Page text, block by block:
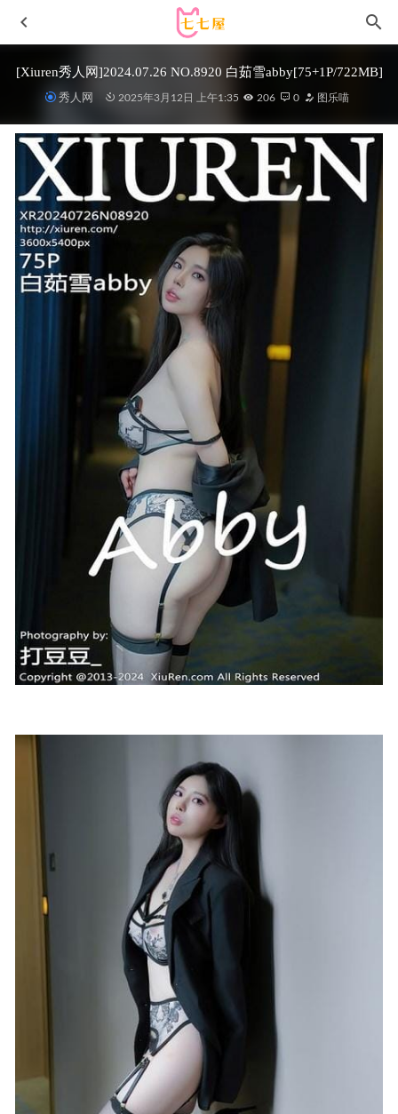
[Xiuren秀人网]2024.07.26 NO.8920 白茹雪abby[75+1P/722MB]
秀人网 2025年3月12日 上午1:35 206 0 图乐喵
[微密圈]赵伊彤 –豹纹黑丝 [14P1V-270M]
wendydydydy_酱油 – NO.09 奶牛女仆 [18P-35MB]
08
洛璃LoLiSAMA – NO.89 玛修 芙芙同人ver [66P-928MB]
Tina很妖孽呀 – NO.36 碧蓝航线-建武旗袍[39P-49MB]
Umeko J – NO.150 Mita [101P10V-1.67GB]